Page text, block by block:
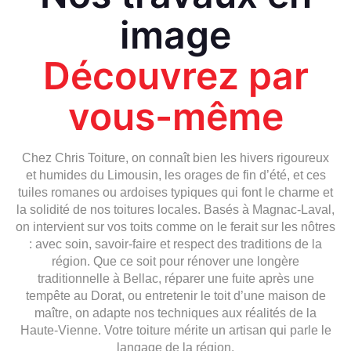
image
Découvrez par
vous-même
Chez Chris Toiture, on connaît bien les hivers rigoureux
et humides du Limousin, les orages de fin d’été, et ces
tuiles romanes ou ardoises typiques qui font le charme et
la solidité de nos toitures locales. Basés à Magnac-Laval,
on intervient sur vos toits comme on le ferait sur les nôtres
: avec soin, savoir-faire et respect des traditions de la
région. Que ce soit pour rénover une longère
traditionnelle à Bellac, réparer une fuite après une
tempête au Dorat, ou entretenir le toit d’une maison de
maître, on adapte nos techniques aux réalités de la
Haute-Vienne. Votre toiture mérite un artisan qui parle le
langage de la région.